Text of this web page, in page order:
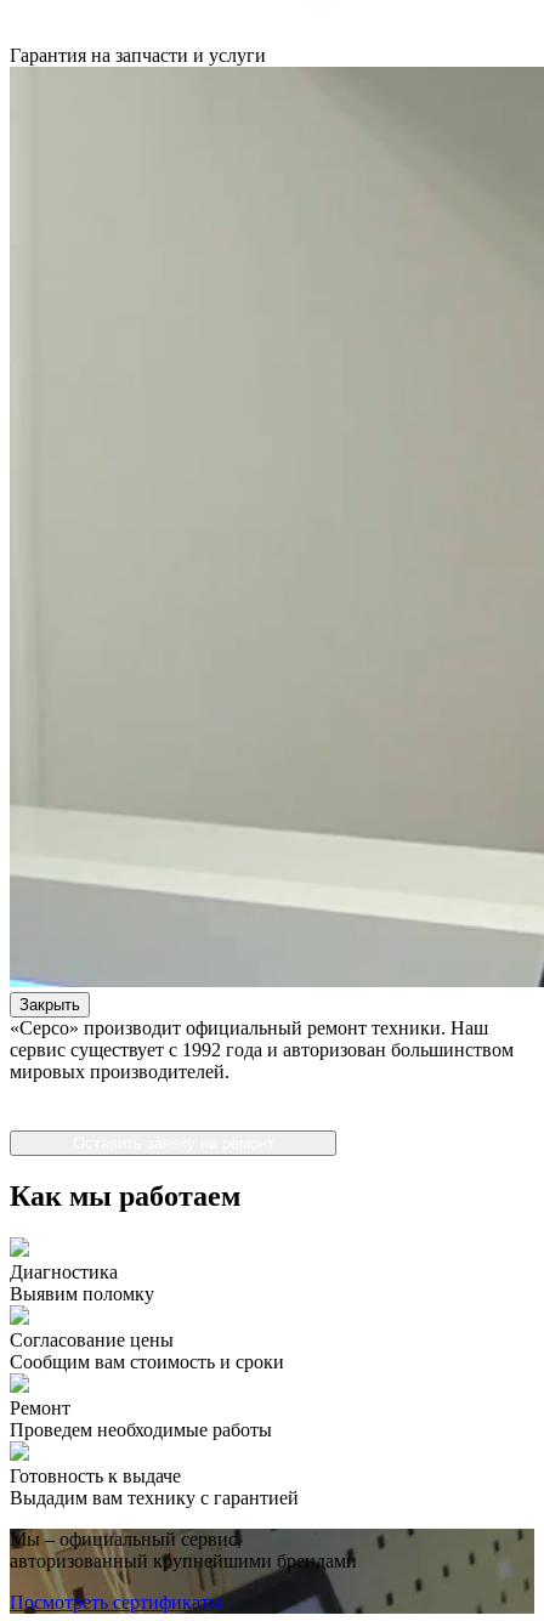
Гарантия на запчасти и услуги
Закрыть
«Серсо» производит официальный ремонт техники. Наш
сервис существует с 1992 года и авторизован большинством
мировых производителей.
Как мы работаем
Диагностика
Выявим поломку
Согласование цены
Сообщим вам стоимость и сроки
Ремонт
Проведем необходимые работы
Готовность к выдаче
Выдадим вам технику с гарантией
Мы – официальный сервис,
авторизованный крупнейшими брендами
Посмотреть сертификаты